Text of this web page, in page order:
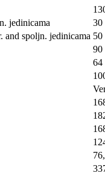
jedinicama
30
and spoljn. jedinicama 50
90
64